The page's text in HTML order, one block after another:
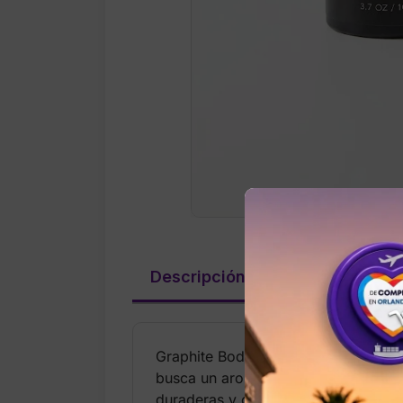
Descripción Información
Graphite Body Spray de Bath &
busca un aroma sólido, seguro y
duraderas y con carácter.